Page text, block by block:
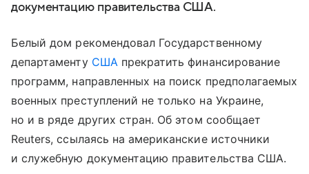
документацию правительства США.
Белый дом рекомендовал Государственному
департаменту СШАпрекратить финансирование
программ, направленных на поиск предполагаемых
военных преступлений не только на Украине,
но и в ряде других стран. Об этом сообщает
Reuters, ссылаясь на американские источники
и служебную документацию правительства США.